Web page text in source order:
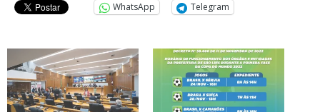
WhatsApp Telegram